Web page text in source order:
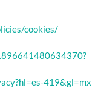
cookies/
419&gl=mx